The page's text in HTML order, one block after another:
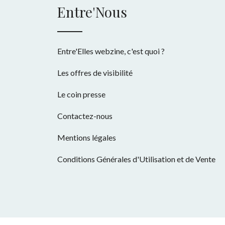
Entre'Nous
Entre'Elles webzine, c'est quoi ?
Les offres de visibilité
Le coin presse
Contactez-nous
Mentions légales
Conditions Générales d'Utilisation et de Vente